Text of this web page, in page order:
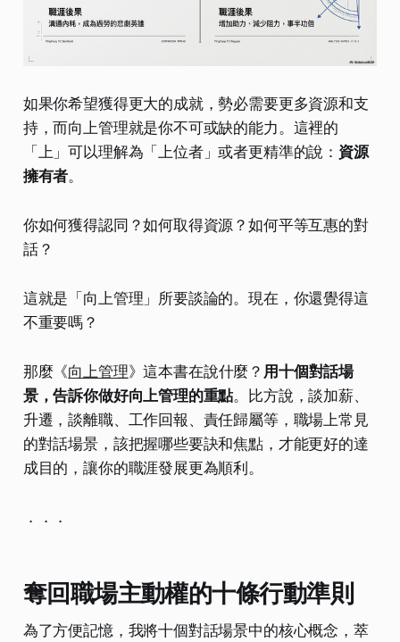
如果你希望獲得更大的成就，勢必需要更多資源和支
持，而向上管理就是你不可或缺的能力。這裡的
「上」可以理解為「上位者」或者更精準的說： 資源
擁有者。
你如何獲得認同？如何取得資源？如何平等互惠的對
話？
這就是「向上管理」所要談論的。現在，你還覺得這
不重要嗎？
那麼《向上管理》這本書在說什麼？ 用十個對話場
景，告訴你做好向上管理的重點。比方說，談加薪、
升遷，談離職、工作回報、責任歸屬等，職場上常見
的對話場景，該把握哪些要訣和焦點，才能更好的達
成目的，讓你的職涯發展更為順利。
．．．
奪回職場主動權的十條行動準則
為了方便記憶，我將十個對話場景中的核心概念，萃